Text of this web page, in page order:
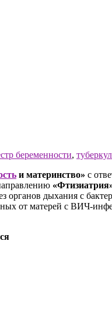
беременности,
и материнство» с
органов дыхания с
от матерей с ВИЧ-